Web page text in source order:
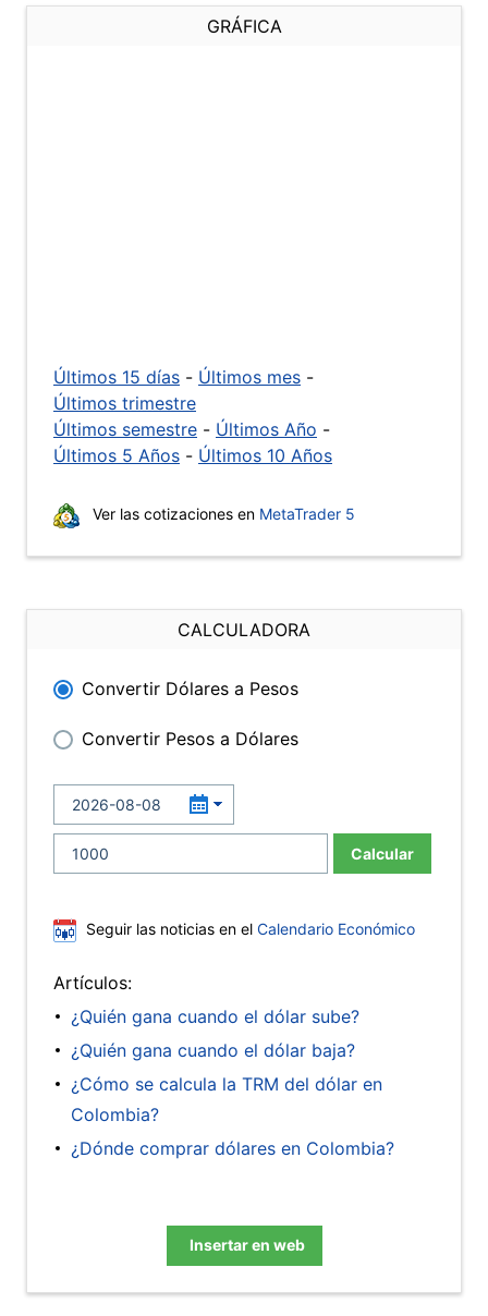
GRÁFICA
Últimos 15 días - Últimos mes -
Últimos trimestre
Últimos semestre - Últimos Año -
Últimos 5 Años - Últimos 10 Años
Ver las cotizaciones en MetaTrader 5
CALCULADORA
Convertir Dólares a Pesos
Convertir Pesos a Dólares
Calcular
Seguir las noticias en el Calendario Económico
Artículos:
¿Quién gana cuando el dólar sube?
¿Quién gana cuando el dólar baja?
¿Cómo se calcula la TRM del dólar en
Colombia?
¿Dónde comprar dólares en Colombia?
Insertar en web